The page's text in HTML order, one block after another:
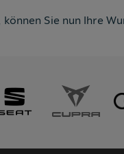
Sie nun Ihre